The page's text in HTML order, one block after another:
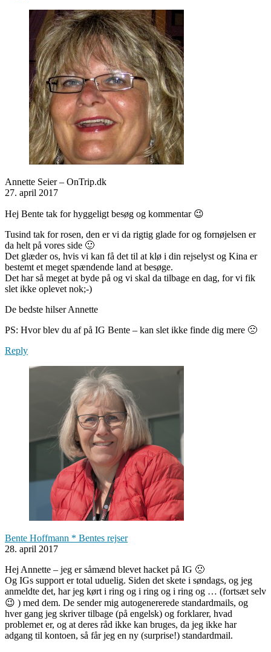
Annette Seier – OnTrip.dk
27. april 2017
Hej Bente tak for hyggeligt besøg og kommentar 😉
Tusind tak for rosen, den er vi da rigtig glade for og fornøjelsen er
da helt på vores side 🙂
Det glæder os, hvis vi kan få det til at klø i din rejselyst og Kina er
bestemt et meget spændende land at besøge.
Det har så meget at byde på og vi skal da tilbage en dag, for vi fik
slet ikke oplevet nok;-)
De bedste hilser Annette
PS: Hvor blev du af på IG Bente – kan slet ikke finde dig mere 🙁
Reply
Bente Hoffmann * Bentes rejser
28. april 2017
Hej Annette – jeg er såmænd blevet hacket på IG 🙁
Og IGs support er total uduelig. Siden det skete i søndags, og jeg
anmeldte det, har jeg kørt i ring og i ring og i ring og … (fortsæt selv
😉 ) med dem. De sender mig autogenererede standardmails, og
hver gang jeg skriver tilbage (på engelsk) og forklarer, hvad
problemet er, og at deres råd ikke kan bruges, da jeg ikke har
adgang til kontoen, så får jeg en ny (surprise!) standardmail.